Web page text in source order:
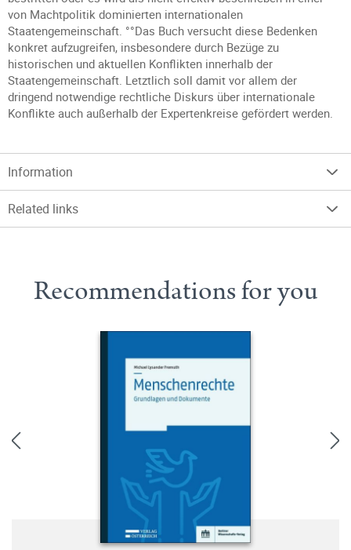
von Machtpolitik dominierten internationalen
Staatengemeinschaft. °°Das Buch versucht diese Bedenken
konkret aufzugreifen, insbesondere durch Bezüge zu
historischen und aktuellen Konflikten innerhalb der
Staatengemeinschaft. Letztlich soll damit vor allem der
dringend notwendige rechtliche Diskurs über internationale
Konflikte auch außerhalb der Expertenkreise gefördert werden.
Information
Related links
Recommendations for you